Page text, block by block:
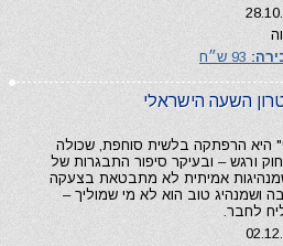
השעה הישראלי
היא הרפתקה בלשית סוחפת, שכולה
ורגש – ובעיקר סיפור התבגרות של
אמיתית לא מתבטאת בצעקה
ושמנהיג טוב הוא לא מי שמוליך –
לחבר.